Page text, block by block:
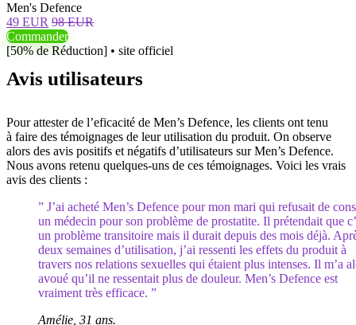
Men's Defence
49 EUR 98 EUR
Commander
[50% de Réduction] • site officiel
Avis utilisateurs
Pour attester de l’eficacité de Men’s Defence, les clients ont tenu
à faire des témoignages de leur utilisation du produit. On observe
alors des avis positifs et négatifs d’utilisateurs sur Men’s Defence.
Nous avons retenu quelques-uns de ces témoignages. Voici les vrais
avis des clients :
” J’ai acheté Men’s Defence pour mon mari qui refusait de
un médecin pour son problème de prostatite. Il prétendait que
un problème transitoire mais il durait depuis des mois déjà.
deux semaines d’utilisation, j’ai ressenti les effets du produit à
travers nos relations sexuelles qui étaient plus intenses. Il m’a
avoué qu’il ne ressentait plus de douleur. Men’s Defence est
vraiment très efficace. ”
Amélie, 31 ans.